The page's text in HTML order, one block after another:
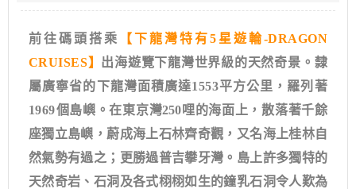
前往碼頭搭乘 【下龍灣特有5星 遊輪-DRAGON
CRUISES】 出海遊覽下龍灣世界級的天然奇景。隸
屬廣寧省的下龍灣面積廣達1553平方公里，羅列著
1969個島嶼。在東京灣250哩的海面上，散落著千餘
座獨立島嶼，蔚成海上石林齊奇觀，又名海上桂林自
然氣勢有過之；更勝過普吉攀牙灣。島上許多獨特的
天然奇岩、石洞及各式栩栩如生的鐘乳石洞令人歎為